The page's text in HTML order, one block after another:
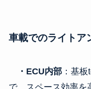
車載でのライトア
・ ECU内部：基板